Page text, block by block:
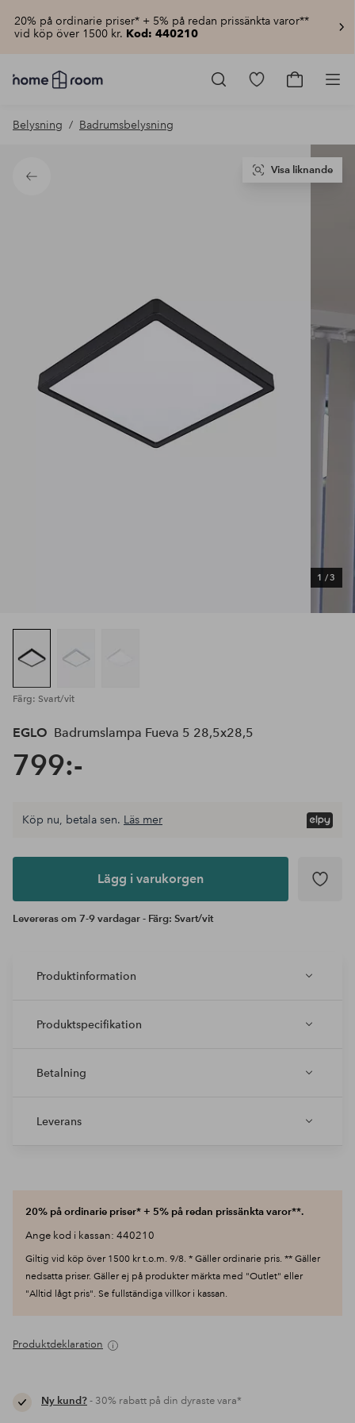
20% på ordinarie priser* + 5% på redan prissänkta varor**
vid köp över 1500 kr. Kod: 440210
Homeroom
–
hemmet
pris
Gå
Gå
Belysning Badrumsbelysning
Tillbaka
1 /3
Visa liknande
Färg: Svart/vit
EGLO Badrumslampa Fueva 5 28,5x28,5
799:-
Lägg i
Köp nu, betala sen. Läs mer
Lägg i varukorgen
Levereras om 7-9 vardagar - Färg: Svart/vit
Produktinformation
Produktspecifikation
Betalning
Leverans
20% på ordinarie priser* + 5% på redan prissänkta varor**.
Ange kod i kassan: 440210
Giltig vid köp över 1500 kr t.o.m. 9/8. * Gäller ordinarie pris. ** Gäller
nedsatta priser. Gäller ej på produkter märkta med "Outlet" eller
"Alltid lågt pris". Se fullständiga villkor i kassan.
Produktdeklaration
Ny kund?- 30% rabatt på din dyraste vara*